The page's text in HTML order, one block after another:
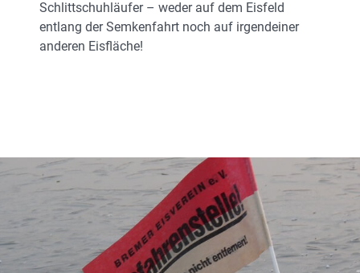
Schlittschuhläufer – weder auf dem Eisfeld
entlang der Semkenfahrt noch auf irgendeiner
anderen Eisfläche!